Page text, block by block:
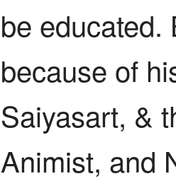
be
because of
Saiyasart, &
Animist, and